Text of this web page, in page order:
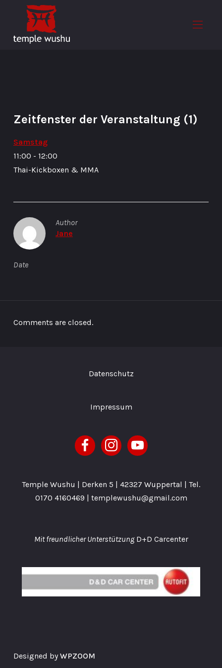
Zeitfenster der Veranstaltung (1)
Samstag
11:00 - 12:00
Thai-Kickboxen & MMA
Author
Jane
Date
Comments are closed.
Datenschutz
Impressum
facebookinstagramyoutube
Temple Wushu | Derken 5 | 42327 Wuppertal | Tel.
0170 4160469 | templewushu@gmail.com
Mit freundlicher Unterstützung D+D Carcenter
Designed byWPZOOM